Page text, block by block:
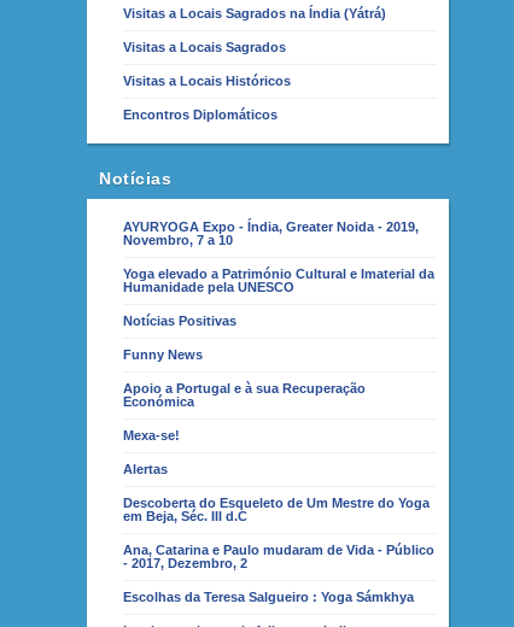
Visitas a Locais Sagrados na Índia (Yátrá)
Visitas a Locais Sagrados
Visitas a Locais Históricos
Encontros Diplomáticos
Notícias
AYURYOGA Expo - Índia, Greater Noida - 2019,
Novembro, 7 a 10
Yoga elevado a Património Cultural e Imaterial da
Humanidade pela UNESCO
Notícias Positivas
Funny News
Apoio a Portugal e à sua Recuperação
Económica
Mexa-se!
Alertas
Descoberta do Esqueleto de Um Mestre do Yoga
em Beja, Séc. III d.C
Ana, Catarina e Paulo mudaram de Vida - Público
- 2017, Dezembro, 2
Escolhas da Teresa Salgueiro : Yoga Sámkhya